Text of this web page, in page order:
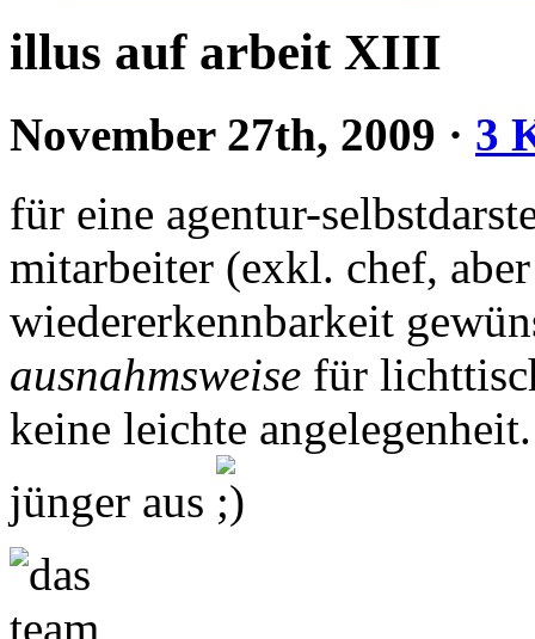
illus auf arbeit XIII
November 27th, 2009 · 3
für eine agentur-
mitarbeiter (exkl. chef,
wiedererkennbarkeit
ausnahmsweise für
keine leichte
jünger aus